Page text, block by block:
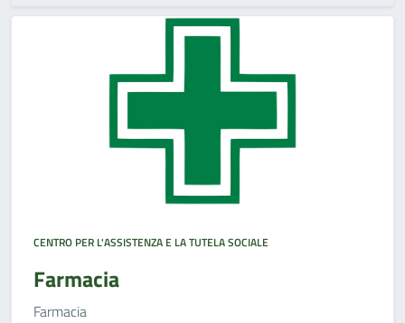
CENTRO PER L'ASSISTENZA E LA TUTELA SOCIALE
Farmacia
Farmacia